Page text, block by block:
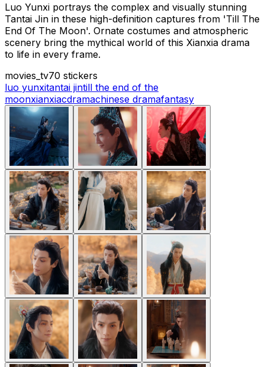
Luo Yunxi portrays the complex and visually stunning
Tantai Jin in these high-definition captures from 'Till The
End Of The Moon'. Ornate costumes and atmospheric
scenery bring the mythical world of this Xianxia drama
to life in every frame.
movies_tv70 stickers
luo yunxitantai jintill the end of the
moonxianxiacdramachinese dramafantasy